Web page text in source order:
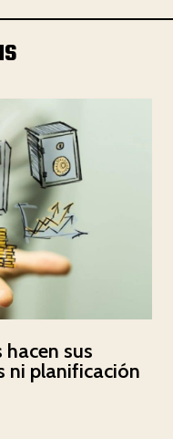
hacen sus
ni planificación